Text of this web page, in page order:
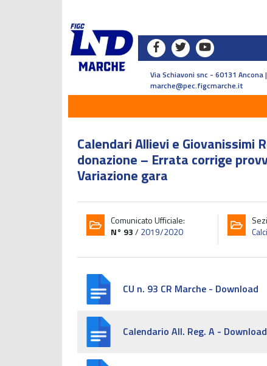
Via Schiavoni snc - 60131
marche@pec.figcmarche.it
Calendari Allievi e Giovanissimi
donazione – Errata corrige
Variazione gara
Comunicato Ufficiale:
N° 93/2019/2020
CU n. 93 CR Marche - Download
Calendario All. Reg. A - Download